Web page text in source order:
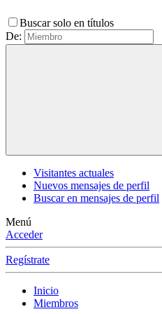
Buscar solo en títulos
De:
Visitantes actuales
Nuevos mensajes de perfil
Buscar en mensajes de perfil
Menú
Acceder
Regístrate
Inicio
Miembros